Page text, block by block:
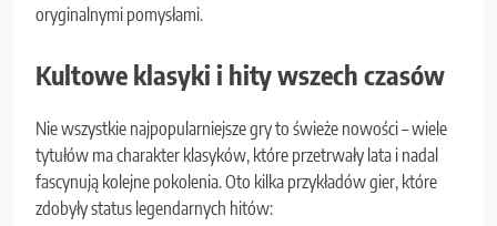
oryginalnymi pomysłami.
Kultowe klasyki i hity wszech czasów
Nie wszystkie najpopularniejsze gry to świeże nowości – wiele
tytułów ma charakter klasyków, które przetrwały lata i nadal
fascynują kolejne pokolenia. Oto kilka przykładów gier, które
zdobyły status legendarnych hitów: